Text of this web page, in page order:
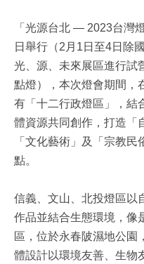
「光源台北 — 2023台灣
日舉行（2月1日至4日除
光、源、未來展區進行試
點燈），本次燈會期間，
有「十二行政燈區」，結
體資源共同創作，打造「
「文化藝術」及「宗教
點。
信義、文山、北投燈區以
作品並結合生態環境，像
區，位於永春陂濕地公園
體設計以環境友善、生物